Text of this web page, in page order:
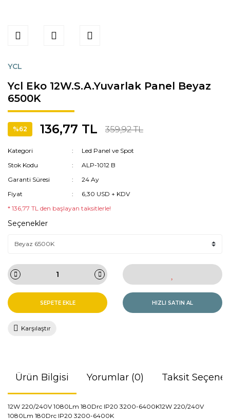
YCL
Ycl Eko 12W.S.A.Yuvarlak Panel Beyaz
6500K
%62 136,77 TL 359,92 TL
Kategori
Led Panel ve Spot
Stok Kodu
ALP-1012 B
Garanti Süresi
24 Ay
Fiyat
6,30 USD + KDV
* 136,77 TL den başlayan taksitlerle!
Seçenekler
SEPETE EKLE HIZLI SATIN AL
Karşılaştır
Ürün Bilgisi Yorumlar (0) Taksit
12W 220/240V 1080Lm 180Drc IP20 3200-6400K12W 220/240V
1080Lm 180Drc IP20 3200-6400K